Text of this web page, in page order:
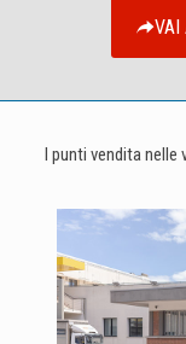
VAI
I punti vendita nelle